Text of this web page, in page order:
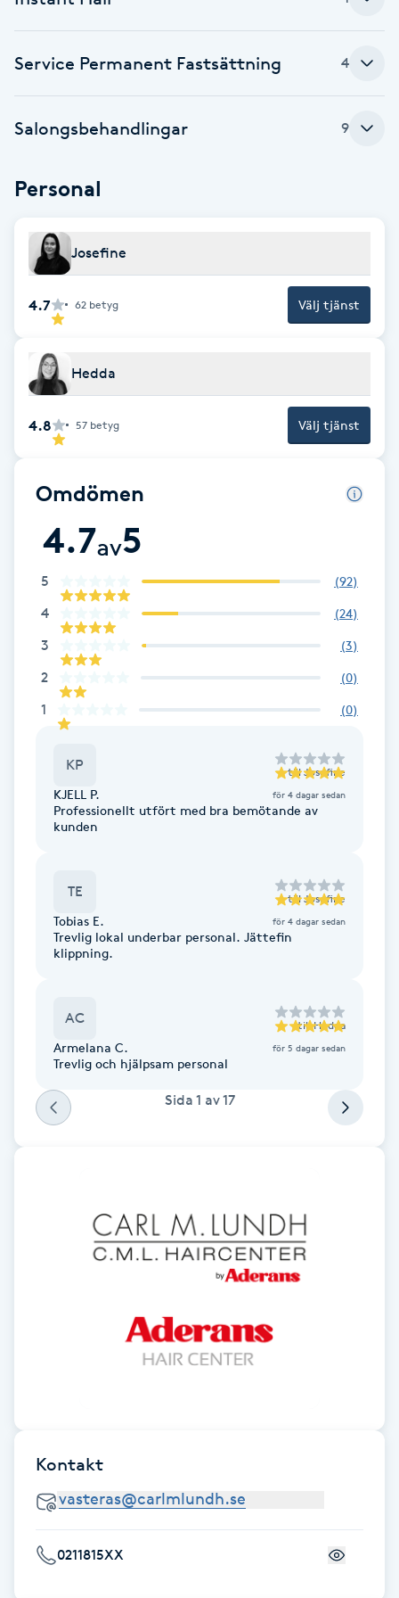
Babylights
Bambumassage
Barber
Barnklippning
BIAB
Blowout
Bottenfärg
Brynformning
Brynfärgning
Brynplockning
Bröllopsuppsättning
Celluliter
Coachning
Cryoterapi
Dermapen
Enzympeeling
Extensions
Extensions borttagning
Face framing
Fibromassage
Fillers
Fotmassage
Service Permanent Fastsättning 4
Salongsbehandlingar 9
Personal
Josefine
4.7 62 betyg Välj tjänst
Hedda
4.8 57 betyg Välj tjänst
Omdömen
4.7av5
5 (92)
4 (24)
3 (3)
2 (0)
1 (0)
KP till Josefine
KJELL P. för 4 dagar sedan
Professionellt utfört med bra bemötande av
kunden
TE till Josefine
Tobias E. för 4 dagar sedan
Trevlig lokal underbar personal. Jättefin
klippning.
AC till Hedda
Armelana C. för 5 dagar sedan
Trevlig och hjälpsam personal
Sida 1 av17
Kontakt
0211815XX